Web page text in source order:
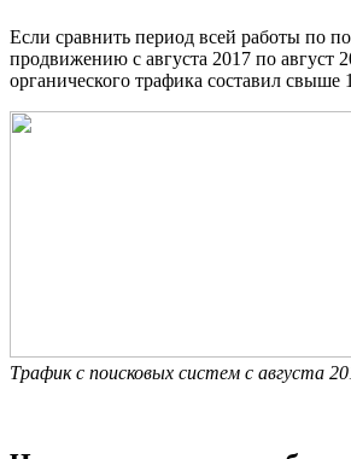
Если сравнить период всей работы по
продвижению с августа 2017 по август
органического трафика составил свыше
Трафик с поисковых систем с августа